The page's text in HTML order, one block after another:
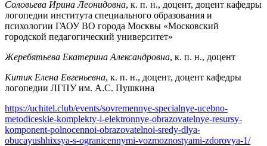
Соловьева Ирина Леонидовна, к. п. н., доцент, доцент кафедры
логопедии института специального образования и
психологии ГАОУ ВО города Москвы «Московский
городской педагогический университет»
Жеребятьева Екатерина Александровна, к. п. н., доцент
Китик Елена Евгеньевна, к. п. н., доцент, доцент кафедры
логопедии ЛГПУ им. А.С. Пушкина
https://uchitel.club/events/sovremennye-specialnye-ucebno-
metodiceskie-komplekty-i-elektronnye-obrazovatelnye-resursy-
komponent-polnocennoi-obrazovatelnoi-sredy-dlya-
obucayushhixsya-s-ogranicennymi-vozmoznostyami-zdorovya-1/